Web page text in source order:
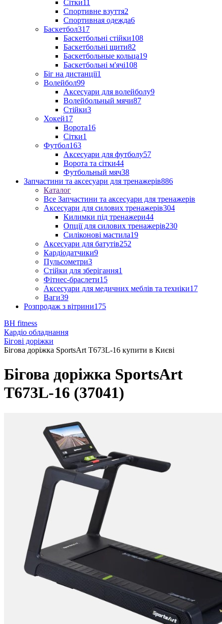
Сітки11
Спортивне взуття2
Спортивная одежда6
Баскетбол317
Баскетбольні стійки108
Баскетбольні щити82
Баскетбольные кольца19
Баскетбольні м'ячі108
Біг на дистанції1
Волейбол99
Аксесуари для волейболу9
Волейбольный мячи87
Стійки3
Хокей17
Ворота16
Сітки1
Футбол163
Аксесуари для футболу57
Ворота та сітки44
Футбольный мяч38
Запчастини та аксесуари для тренажерів886
Каталог
Все Запчастини та аксесуари для тренажерів
Аксесуари для силових тренажерів304
Килимки під тренажери44
Опції для силових тренажерів230
Силіконові мастила19
Аксесуари для батутів252
Кардіодатчики9
Пульсометри3
Стійки для зберігання1
Фітнес-браслети15
Аксесуари для медичних меблів та техніки17
Ваги39
Розпродаж з вітрини175
BH fitness
Кардіо обладнання
Бігові доріжки
Бігова доріжка SportsArt T673L-16 купити в Києві
Бігова доріжка SportsArt
T673L-16 (37041)